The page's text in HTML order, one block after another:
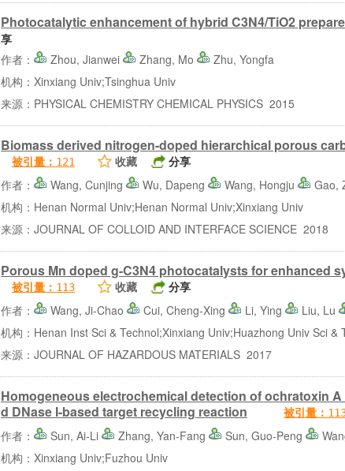
Photocatalytic enhancement of hybrid C3N4/TiO2
享
作者：
Zhou, Jianwei Zhang, Mo
Zhu, Yongfa
机构：Xinxiang Univ;Tsinghua Univ
来源：PHYSICAL CHEMISTRY CHEMICAL PHYSICS 2015
Biomass derived nitrogen-doped hierarchical porous
被引量： 121 收藏
分享
作者：
Wang, Cunjing Wu, Dapeng Wang, Hongju Gao,
机构：Henan Normal Univ;Henan Normal Univ;Xinxiang Univ
来源：JOURNAL OF COLLOID AND INTERFACE SCIENCE 2018
Porous Mn doped g-C3N4 photocatalysts for enhanced
被引量： 113 收藏
分享
作者：
Wang, Ji-Chao Cui, Cheng-Xing Li, Ying Liu, Lu
机构：Henan Inst Sci & Technol;Xinxiang Univ;Huazhong Univ Sci &
来源：JOURNAL OF HAZARDOUS MATERIALS 2017
Homogeneous electrochemical detection of ochratoxin
d DNase I-based target recycling reaction
被引量：
作者：
Sun, Ai-Li Zhang, Yan-Fang Sun, Guo-Peng
机构：Xinxiang Univ;Fuzhou Univ